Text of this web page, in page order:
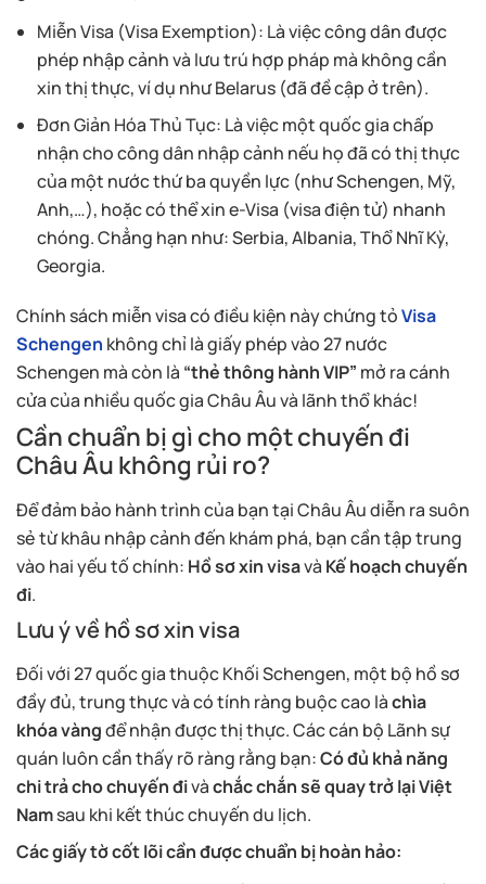
Miễn Visa (Visa Exemption): Là việc công dân được
phép nhập cảnh và lưu trú hợp pháp mà không cần
xin thị thực, ví dụ như Belarus (đã đề cập ở trên).
Đơn Giản Hóa Thủ Tục: Là việc một quốc gia chấp
nhận cho công dân nhập cảnh nếu họ đã có thị thực
của một nước thứ ba quyền lực (như Schengen, Mỹ,
Anh,…), hoặc có thể xin e-Visa (visa điện tử) nhanh
chóng. Chẳng hạn như: Serbia, Albania, Thổ Nhĩ Kỳ,
Georgia.
Chính sách miễn visa có điều kiện này chứng tỏVisa
Schengen không chỉ là giấy phép vào 27 nước
Schengen mà còn là “thẻ thông hành VIP” mở ra cánh
cửa của nhiều quốc gia Châu Âu và lãnh thổ khác!
Cần chuẩn bị gì cho một chuyến đi
Châu Âu không rủi ro?
Để đảm bảo hành trình của bạn tại Châu Âu diễn ra suôn
sẻ từ khâu nhập cảnh đến khám phá, bạn cần tập trung
vào hai yếu tố chính: Hồ sơ xin visavà Kế hoạch chuyến
đi.
Lưu ý về hồ sơ xin visa
Đối với 27 quốc gia thuộc Khối Schengen, một bộ hồ sơ
đầy đủ, trung thực và có tính ràng buộc cao làchìa
khóa vàngđể nhận được thị thực. Các cán bộ Lãnh sự
quán luôn cần thấy rõ ràng rằng bạn:Có đủ khả năng
chi trả cho chuyến đivàchắc chắn sẽ quay trở lại Việt
Namsau khi kết thúc chuyến du lịch.
Các giấy tờ cốt lõi cần được chuẩn bị hoàn hảo: